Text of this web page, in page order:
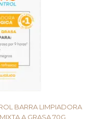
BARRA LIMPIADORA
A GRASA 70G